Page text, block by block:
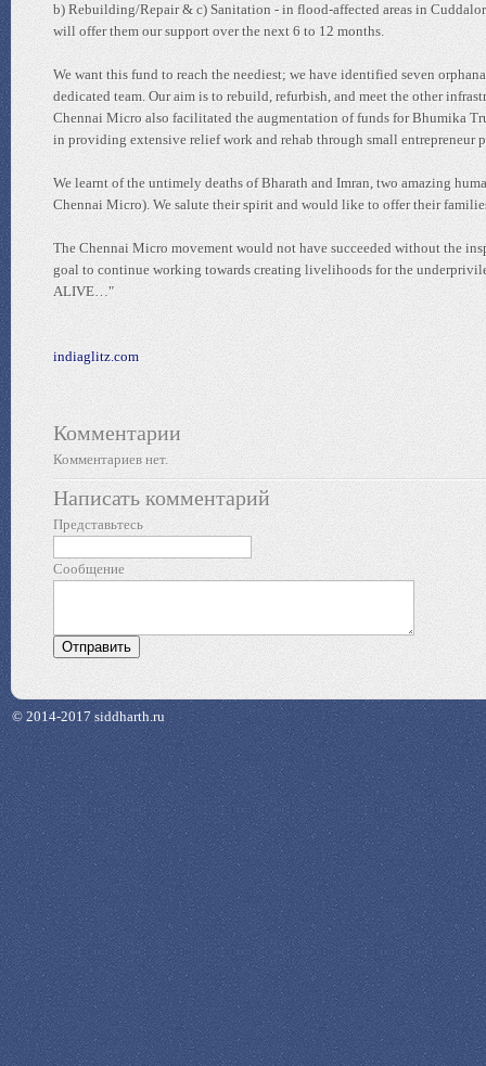
b) Rebuilding/Repair & c) Sanitation - in flood-affected areas in
will offer them our support over the next 6 to 12 months.
We want this fund to reach the neediest; we have identified seven
dedicated team. Our aim is to rebuild, refurbish, and meet the other
Chennai Micro also facilitated the augmentation of funds for Bhumika
in providing extensive relief work and rehab through small entrepreneur
We learnt of the untimely deaths of Bharath and Imran, two amazing
Chennai Micro). We salute their spirit and would like to offer their
The Chennai Micro movement would not have succeeded without the
goal to continue working towards creating livelihoods for the
ALIVE…"
indiaglitz.com
Комментарии
Комментариев нет.
Написать комментарий
Представьтесь
Сообщение
© 2014-2017 siddharth.ru